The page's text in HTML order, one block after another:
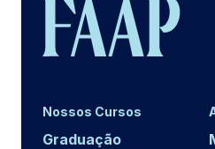
Nossos Cursos
Graduação